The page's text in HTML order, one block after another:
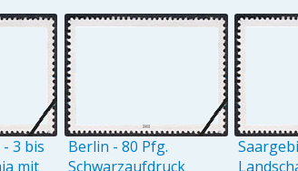
3 bis
mit
Berlin - 80 Pfg.
Schwarzaufdruck